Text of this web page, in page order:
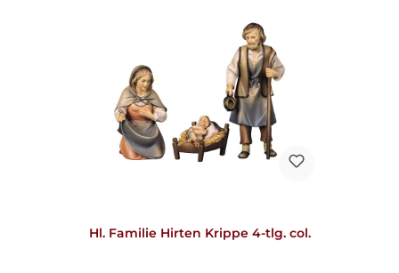
Hl. Familie Hirten Krippe 4-tlg. col.